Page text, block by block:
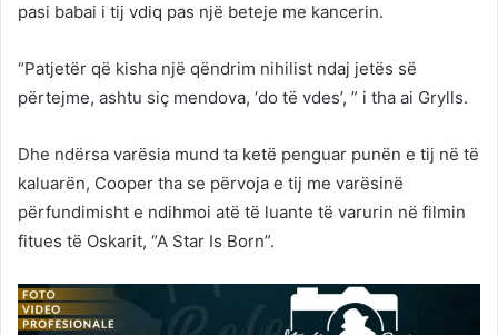
pasi babai i tij vdiq pas një beteje me kancerin.
“Patjetër që kisha një qëndrim nihilist ndaj jetës së
përtejme, ashtu siç mendova, ‘do të vdes’, ” i tha ai Grylls.
Dhe ndërsa varësia mund ta ketë penguar punën e tij në të
kaluarën, Cooper tha se përvoja e tij me varësinë
përfundimisht e ndihmoi atë të luante të varurin në filmin
fitues të Oskarit, “A Star Is Born”.